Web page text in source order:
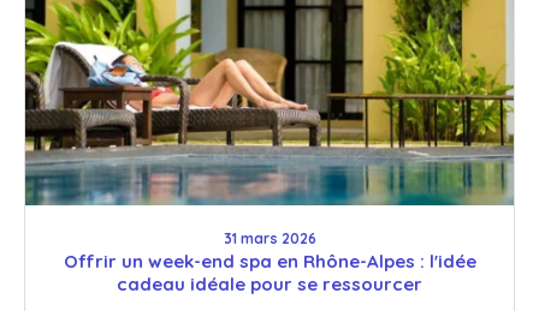
31 mars 2026
Offrir un week-end spa en Rhône-Alpes : l'idée
cadeau idéale pour se ressourcer